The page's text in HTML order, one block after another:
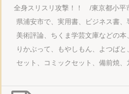
全身スリスリ攻撃！！ /東京都小平
県浦安市で、実用書、ビジネス書、
美術評論、ちくま学芸文庫などの
りかぶって、もやしもん、よつば
セット、コミックセット、備前焼